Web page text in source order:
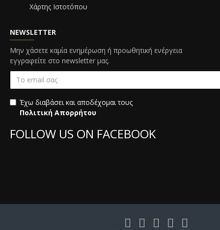
Χάρτης Ιστοτόπου
NEWSLETTER
Μην χάσετε καμία ενημέρωση ή προωθητική ενέργεια
εγγραφείτε στο newsletter μας.
Έχω διαβάσει και αποδέχομαι τους
Πολιτική Απορρήτου
FOLLOW US ON FACEBOOK